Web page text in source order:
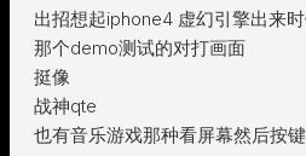
出招想起iphone4 虚幻引擎出来
那个demo测试的对打画面
挺像
战神qte
也有音乐游戏那种看屏幕然后按